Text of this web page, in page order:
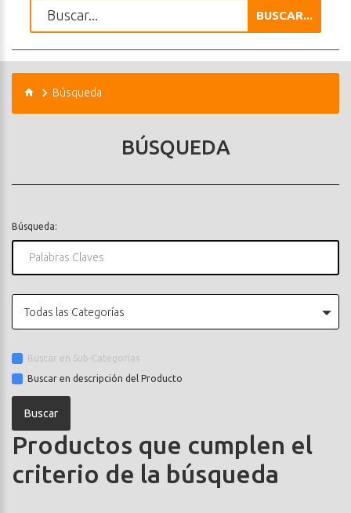
BUSCAR...
Búsqueda
BÚSQUEDA
Búsqueda:
Todas las Categorías
Buscar en Sub-Categorías
Buscar en descripción del Producto
Productos que cumplen el
criterio de la búsqueda